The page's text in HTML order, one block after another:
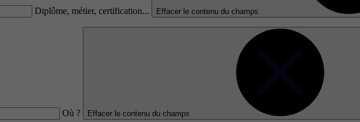
Diplôme, métier, certification... Effacer le contenu du champs
Où ? Effacer le contenu du champs